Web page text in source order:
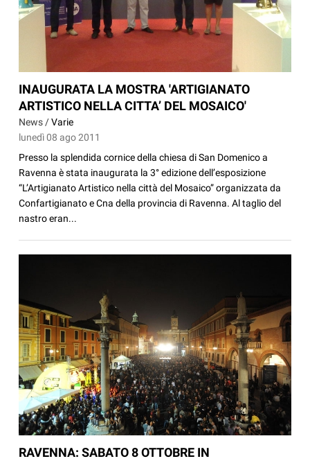
INAUGURATA LA MOSTRA 'ARTIGIANATO
ARTISTICO NELLA CITTA’ DEL MOSAICO'
News /Varie
lunedì 08 ago 2011
Presso la splendida cornice della chiesa di San Domenico a
Ravenna è stata inaugurata la 3° edizione dell’esposizione
“L’Artigianato Artistico nella città del Mosaico” organizzata da
Confartigianato e Cna della provincia di Ravenna. Al taglio del
nastro eran...
RAVENNA: SABATO 8 OTTOBRE IN